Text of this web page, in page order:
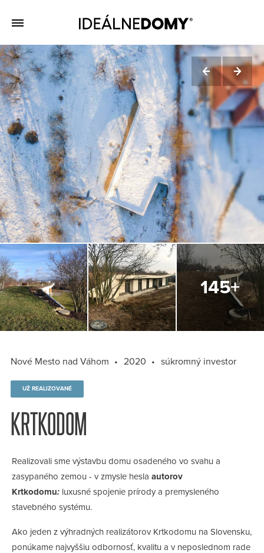
Nové Mesto nad Váhom 2020 súkromný investor
UŽ REALIZOVANÉ
KRTKODOM
Realizovali sme výstavbu domu osadeného vo svahu a
zasypaného zemou - v zmysle hesla autorov
Krtkodomu: luxusné spojenie prírody a premysleného
stavebného systému.
Ako jeden z výhradných realizátorov Krtkodomu na Slovensku,
ponúkame najvyššiu odbornosť, kvalitu a v neposlednom rade